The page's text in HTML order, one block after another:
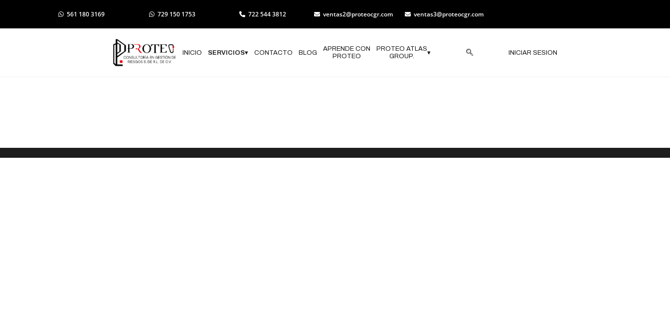
561 180 3169 729 150 1753 722 544 3812 ventas2@proteocgr.com ventas3@proteocgr.com
INICIO SERVICIOS▾ CONTACTO BLOG
APRENDE CON
PROTEO
PROTEO ATLAS
GROUP.
▾ INICIAR SESION